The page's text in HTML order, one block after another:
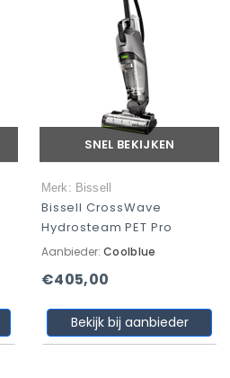
SNEL BEKIJKEN
Merk: Bissell
Bissell CrossWave
Hydrosteam PET Pro
Aanbieder: Coolblue
€405,00
Bekijk bij aanbieder